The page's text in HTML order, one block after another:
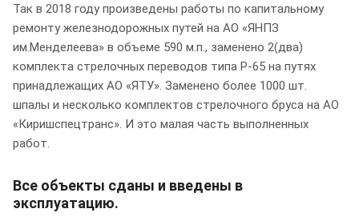
Так в 2018 году произведены работы по капитальному
ремонту железнодорожных путей на АО «ЯНПЗ
им.Менделеева» в объеме 590 м.п., заменено 2(два)
комплекта стрелочных переводов типа Р-65 на путях
принадлежащих АО «ЯТУ». Заменено более 1000 шт.
шпалы и несколько комплектов стрелочного бруса на АО
«Киришспецтранс». И это малая часть выполненных
работ.
Все объекты сданы и введены в
эксплуатацию.